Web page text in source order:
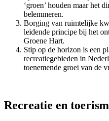
‘groen’ houden maar het
belemmeren.
Borging van ruimtelijke
leidende principe bij het
Groene Hart.
Stip op de horizon is een
recreatiegebieden in
toenemende groei van de
Recreatie en